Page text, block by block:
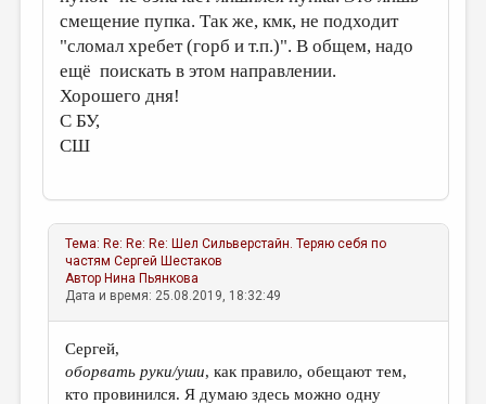
смещение пупка. Так же, кмк, не подходит
"сломал хребет (горб и т.п.)". В общем, надо
ещё поискать в этом направлении.
Хорошего дня!
С БУ,
СШ
Тема: Re: Re: Re: Шел Сильверстайн. Теряю себя по
частям Сергей Шестаков
Автор Нина Пьянкова
Дата и время: 25.08.2019, 18:32:49
Сергей,
оборвать руки/уши, как правило, обещают тем,
кто провинился. Я думаю здесь можно одну